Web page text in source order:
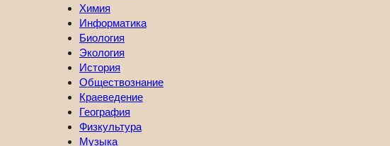
Химия
Информатика
Биология
Экология
История
Обществознание
Краеведение
География
Физкультура
Музыка